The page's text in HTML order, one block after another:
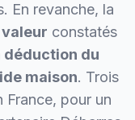
En revanche, la
constatés
déduction du
maison. Trois
France, pour un